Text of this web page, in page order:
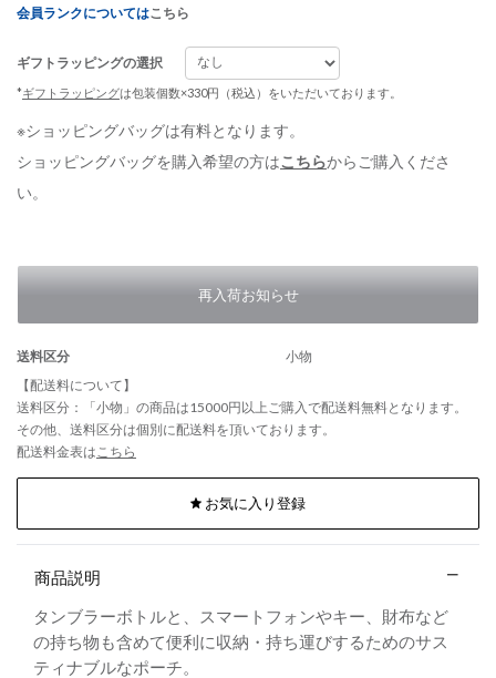
会員ランクについてはこちら
ギフトラッピングの選択
*ギフトラッピングは包装個数×330円（税込）をいただいております。
※ショッピングバッグは有料となります。
ショッピングバッグを購入希望の方はこちらからご購入くださ
い。
再入荷お知らせ
送料区分
小物
【配送料について】
送料区分：「小物」の商品は15000円以上ご購入で配送料無料となります。
その他、送料区分は個別に配送料を頂いております。
配送料金表はこちら
お気に入り登録
商品説明
タンブラーボトルと、スマートフォンやキー、財布など
の持ち物も含めて便利に収納・持ち運びするためのサス
ティナブルなポーチ。